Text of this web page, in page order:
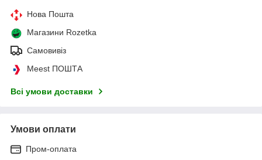
Нова Пошта
Магазини Rozetka
Самовивіз
Meest ПОШТА
Всі умови доставки
Умови оплати
Пром-оплата